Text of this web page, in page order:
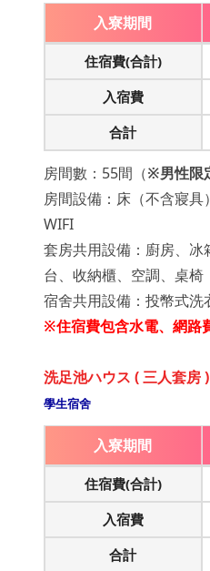
入寮期間
住宿費(合計)
入宿費
合計
房間數：55間（※男性限
房間設備：床（不含寢具
WIFI
套房共用設備：廚房、
台、收納櫃、空調、桌椅
宿舍共用設備：投幣式洗
※住宿費包含水電、網路
洗足池ハウス ( 三人套房 )
學生宿舍
入寮期間
住宿費(合計)
入宿費
合計